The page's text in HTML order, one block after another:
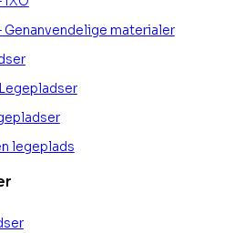
Genanvendelige materialer
legeplads